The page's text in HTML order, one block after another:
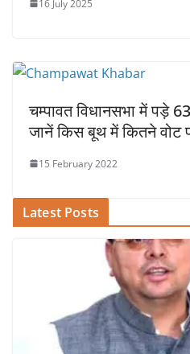
16 July 2025
चम्पावत विधानसभा में पड़े
जानें किस बूथ में कितने वोट
15 February 2022
Latest Posts